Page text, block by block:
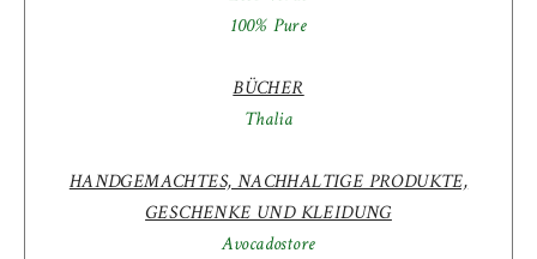
100% Pure
BÜCHER
Thalia
HANDGEMACHTES, NACHHALTIGE PRODUKTE,
GESCHENKE UND KLEIDUNG
Avocadostore